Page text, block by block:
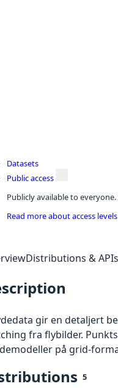
Datasets
Public access
Publicly available to
Read more about access
Distributions & APIs
gir en detaljert
fra flybilder.
på grid-
5